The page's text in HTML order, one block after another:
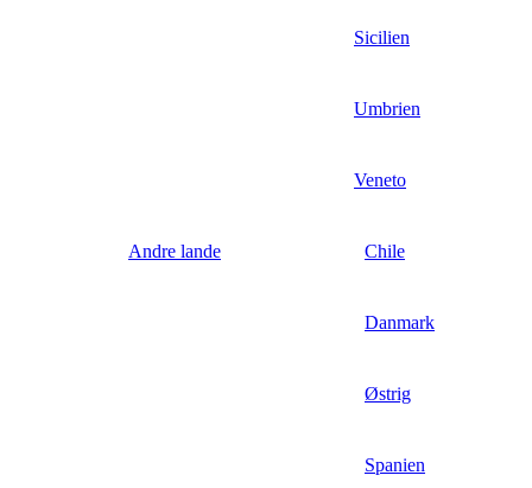
Sicilien
Umbrien
Veneto
Andre lande Chile
Danmark
Østrig
Spanien